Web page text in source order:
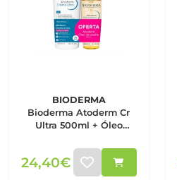
BIODERMA
Bioderma Atoderm Cr
Ultra 500ml + Óleo
24,40€